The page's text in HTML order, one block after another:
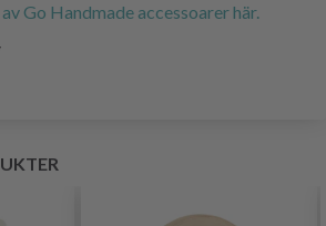
Go Handmade accessoarer här.